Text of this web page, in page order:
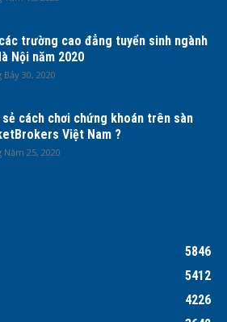
trường cao đẳng tuyển sinh ngành
Nội năm 2020
Bảy 30, 2020
sẻ cách chơi chứng khoán trên sàn
Việt Nam ?
Năm 25, 2020
5846
5412
4226